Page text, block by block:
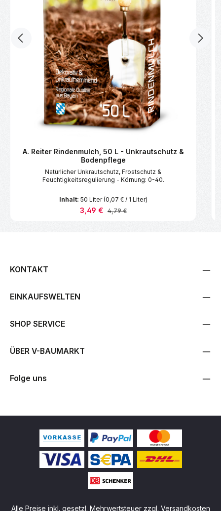
A. Reiter Rindenmulch, 50 L - Unkrautschutz &
Bodenpflege
Natürlicher Unkrautschutz, Frostschutz &
Feuchtigkeitsregulierung - Körnung: 0-40.
Inhalt: 50 Liter(0,07 € / 1 Liter)
Verkaufspreis:
3,49 € Regulärer Preis:
4,79 €
KONTAKT
EINKAUFSWELTEN
SHOP SERVICE
ÜBER V-BAUMARKT
Folge uns
Alle Preise inkl. gesetzl. Mehrwertsteuer zzgl. Versandkosten